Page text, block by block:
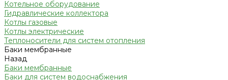
Котельное оборудование
Гидравлические коллектора
Котлы газовые
Котлы электрические
Теплоносители для систем отопления
Баки мембранные
Назад
Баки мембранные
Баки для систем водоснабжения